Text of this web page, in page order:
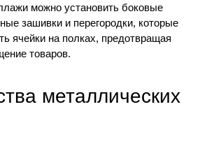
можно установить боковые
зашивки и перегородки, которые
ячейки на полках, предотвращая
товаров.
металлических